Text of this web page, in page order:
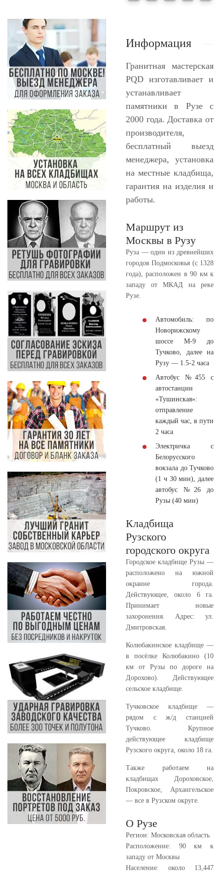
Информация
Гранитная мастерская
PQD изготавливает и
устанавливает
памятники в Рузе с
2000 года. Доставка от
производителя,
бесплатный выезд
менеджера, установка
на местные кладбища,
гарантия на изделия и
работы.
Маршрут из
Москвы в Рузу
Руза — один из древнейших
городов Подмосковья (с 1328
года), расположен в 90 км к
западу от МКАД на реке
Рузе.
Автомобиль: по
Новорижскому
шоссе М-9 до
Тучково, далее на
Рузу — 1.5-2 часа
Автобус №455 с
автостанции
«Тушинская»:
отправление
каждый час, в пути
2 часа
Электричка с
Белорусского
вокзала до Тучково
(1 ч 30 мин), далее
автобус №26 до
Рузы (40 мин)
Кладбища
Рузского
городского округа
Городское кладбище Рузы —
расположено на южной
окраине города.
Действующее, около 6 га.
Принимает новые
захоронения. Адрес: ул.
Дмитровская.
Колюбакинское кладбище —
в посёлке Колюбакино (10
км от Рузы по дороге на
Дорохово). Действующее
сельское кладбище.
Тучковское кладбище —
рядом с ж/д станцией
Тучково. Крупное
действующее кладбище
Рузского округа, около 18 га.
Также работаем на
кладбищах Дороховское,
Покровское, Архангельское
— все в Рузском округе.
О Рузе
Регион: Московская область
Расположение: 90 км к
западу от Москвы
Население: около 13,447